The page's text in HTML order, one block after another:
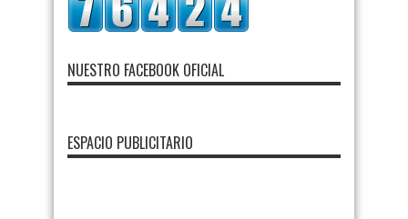
NUESTRO FACEBOOK OFICIAL
ESPACIO PUBLICITARIO